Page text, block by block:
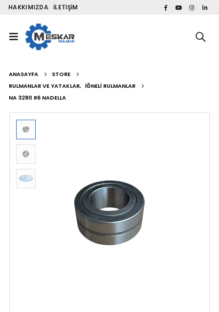
HAKKIMIZDA İLETIŞIM
ANASAYFA
STORE
RULMANLAR VE YATAKLAR, İĞNELI RULMANLAR
NA 3280 R6 NADELLA